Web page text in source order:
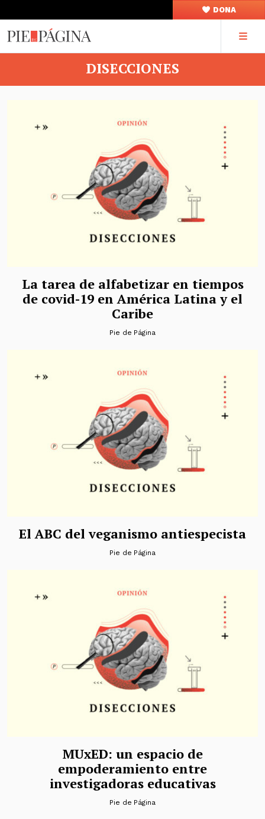
DONA
DISECCIONES
La tarea de alfabetizar en tiempos
de covid-19 en América Latina y el
Caribe
Pie de Página
El ABC del veganismo antiespecista
Pie de Página
MUxED: un espacio de
empoderamiento entre
investigadoras educativas
Pie de Página